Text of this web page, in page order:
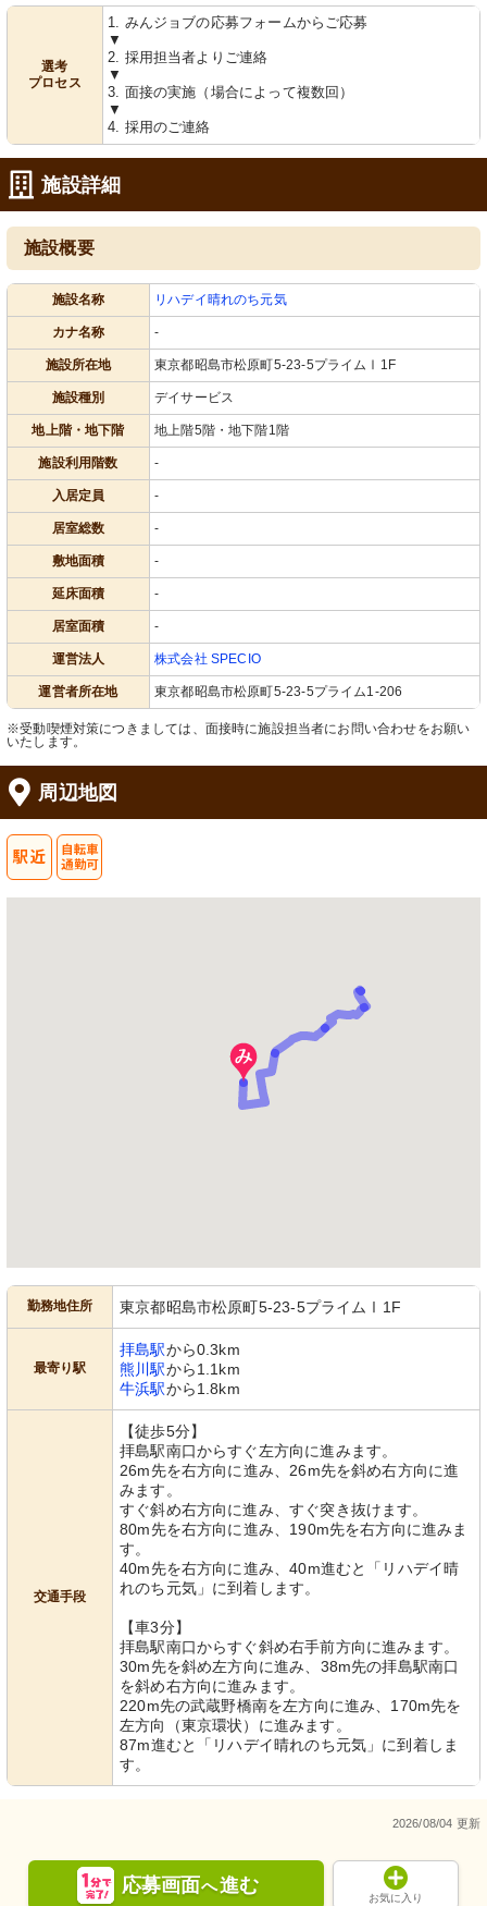
選考
プロセス
1. みんジョブの応募フォームからご応募
▼
2. 採用担当者よりご連絡
▼
3. 面接の実施（場合によって複数回）
▼
4. 採用のご連絡
施設詳細
施設概要
施設名称 リハデイ晴れのち元気
カナ名称 -
施設所在地 東京都昭島市松原町5-23-5プライムⅠ1F
施設種別 デイサービス
地上階・地下階 地上階5階・地下階1階
施設利用階数 -
入居定員 -
居室総数 -
敷地面積 -
延床面積 -
居室面積 -
運営法人 株式会社 SPECIO
運営者所在地 東京都昭島市松原町5-23-5プライム1-206
※受動喫煙対策につきましては、面接時に施設担当者にお問い合わせをお願い
いたします。
周辺地図
勤務地住所 東京都昭島市松原町5-23-5プライムⅠ1F
最寄り駅
拝島駅から0.3km
熊川駅から1.1km
牛浜駅から1.8km
交通手段
【徒歩5分】
拝島駅南口からすぐ左方向に進みます。
26m先を右方向に進み、26m先を斜め右方向に進
みます。
すぐ斜め右方向に進み、すぐ突き抜けます。
80m先を右方向に進み、190m先を右方向に進みま
す。
40m先を右方向に進み、40m進むと「リハデイ晴
れのち元気」に到着します。
【車3分】
拝島駅南口からすぐ斜め右手前方向に進みます。
30m先を斜め左方向に進み、38m先の拝島駅南口
を斜め右方向に進みます。
220m先の武蔵野橋南を左方向に進み、170m先を
左方向（東京環状）に進みます。
87m進むと「リハデイ晴れのち元気」に到着しま
す。
2026/08/04 更新
応募画面へ進む
お気に入り